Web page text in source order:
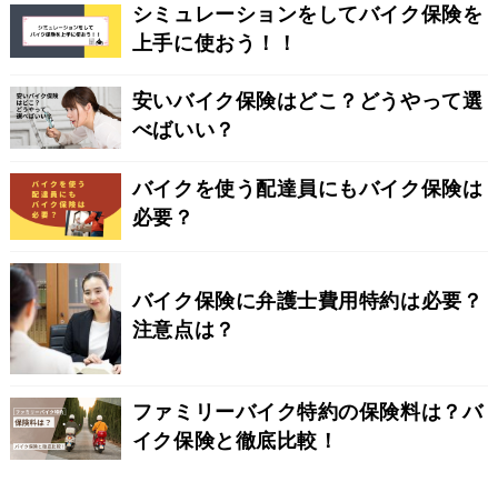
シミュレーションをしてバイク保険を
上手に使おう！！
安いバイク保険はどこ？どうやって選
べばいい？
バイクを使う配達員にもバイク保険は
必要？
バイク保険に弁護士費用特約は必要？
注意点は？
ファミリーバイク特約の保険料は？バ
イク保険と徹底比較！